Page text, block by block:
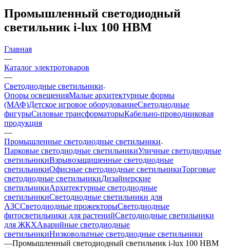
Промышленный светодиодный
светильник i-lux 100 HBM
Главная
—
Каталог электротоваров
—
Светодиодные светильники
Опоры освещенияМалые архитектурные формы
(МАФ)Детское игровое оборудованиеСветодиодные
фигурыСиловые трансформаторыКабельно-проводниковая
продукция
—
Промышленные светодиодные светильники
Парковые светодиодные светильникиУличные светодиодные
светильникиВзрывозащищенные светодиодные
светильникиОфисные светодиодные светильникиТорговые
светодиодные светильникиДизайнерские
светильникиАрхитектурные светодиодные
светильникиСветодиодные светильники для
АЗССветодиодные прожекторыСветодиодные
фитосветильники для растенийСветодиодные светильники
для ЖКХАварийные светодиодные
светильникиНизковольтные светодиодные светильники
—Промышленный светодиодный светильник i-lux 100 HBM